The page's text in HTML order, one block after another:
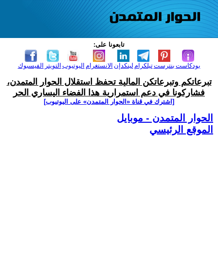
تابعونا على:
الفيسبوك التويتر اليوتيوب الانستغرام لينكدإن تيلكرامبنترست بودكاست
تبرعاتكم وتبرعاتكن المالية تحفظ استقلال الحوار المتمدن،
فشاركونا في دعم استمرارية هذا الفضاء اليساري الحر
[اشترك في قناة ‫«الحوار المتمدن» على اليوتيوب]
الحوار المتمدن - موبايل
الموقع الرئيسي